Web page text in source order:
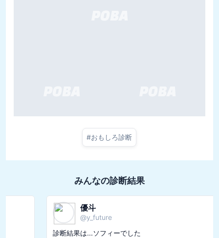
#おもしろ診断
みんなの診断結果
優斗
y_future
診断結果は...ソフィーでした